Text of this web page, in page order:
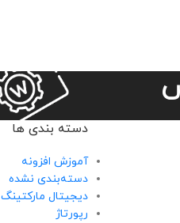
دسته بندی ها
آموزش افزونه
دسته‌بندی نشده
دیجیتال مارکتینگ
رپورتاژ